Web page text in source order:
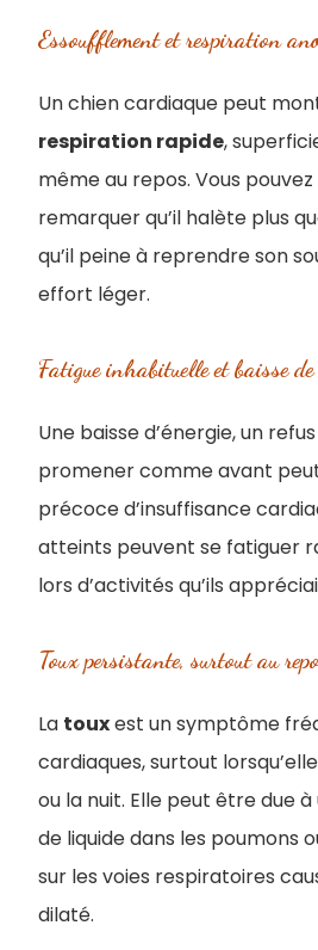
Essoufflement et respiration
Un chien cardiaque peut
respiration rapide,
même au repos. Vous
remarquer qu’il halète plus
qu’il peine à reprendre son
effort léger.
Fatigue inhabituelle et baisse
Une baisse d’énergie, un
promener comme avant
précoce d’insuffisance
atteints peuvent se fatiguer
lors d’activités qu’ils
Toux persistante, surtout au
La touxest un symptôme
cardiaques, surtout
ou la nuit. Elle peut être due
de liquide dans les poumons
sur les voies respiratoires
dilaté.